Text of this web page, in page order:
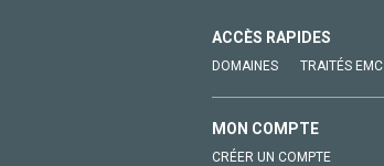
ACCÈS RAPIDES
DOMAINES TRAITÉS EMC
MON COMPTE
CRÉER UN COMPTE